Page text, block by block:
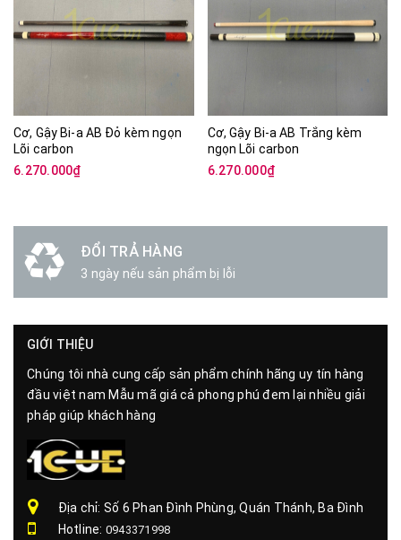
Cơ, Gậy Bi-a AB Đỏ kèm ngọn
Lõi carbon
6.270.000₫
Cơ, Gậy Bi-a AB Trắng kèm
ngọn Lõi carbon
6.270.000₫
ĐỔI TRẢ HÀNG
3 ngày nếu sản phẩm bị lỗi
GIỚI THIỆU
Chúng tôi nhà cung cấp sản phẩm chính hãng uy tín hàng
đầu việt nam Mẫu mã giá cả phong phú đem lại nhiều giải
pháp giúp khách hàng
Địa chỉ: Số 6 Phan Đình Phùng, Quán Thánh, Ba Đình
Hotline: 0943371998